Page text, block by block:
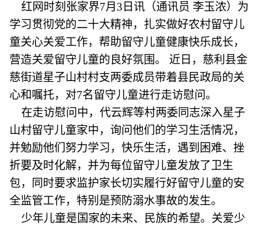
红网时刻张家界7月3日讯（通讯员 李玉浓）为
学习贯彻党的二十大精神，扎实做好农村留守儿
童关心关爱工作，帮助留守儿童健康快乐成长，
营造关爱留守儿童的良好氛围。 近日，慈利县金
慈街道星子山村村支两委成员带着县民政局的关
心和嘱托，对7名留守儿童进行走访慰问。
在走访慰问中，代云辉等村两委同志深入星子
山村留守儿童家中，询问他们的学习生活情况，
并勉励他们努力学习，快乐生活，遇到困难、挫
折要及时化解，并为每位留守儿童发放了卫生
包，同时要求监护家长切实履行好留守儿童的安
全监管工作，特别是预防溺水事故的发生。
少年儿童是国家的未来、民族的希望。关爱少